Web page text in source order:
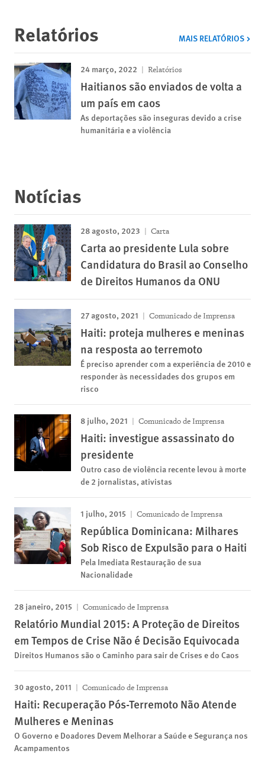
Relatórios MAIS RELATÓRIOS
24 março, 2022 Relatórios
Haitianos são enviados de volta a
um país em caos
As deportações são inseguras devido a crise
humanitária e a violência
Notícias
28 agosto, 2023 Carta
Carta ao presidente Lula sobre
Candidatura do Brasil ao Conselho
de Direitos Humanos da ONU
27 agosto, 2021 Comunicado de Imprensa
Haiti: proteja mulheres e meninas
na resposta ao terremoto
É preciso aprender com a experiência de 2010 e
responder às necessidades dos grupos em
risco
8 julho, 2021 Comunicado de Imprensa
Haiti: investigue assassinato do
presidente
Outro caso de violência recente levou à morte
de 2 jornalistas, ativistas
1 julho, 2015 Comunicado de Imprensa
República Dominicana: Milhares
Sob Risco de Expulsão para o Haiti
Pela Imediata Restauração de sua
Nacionalidade
28 janeiro, 2015 Comunicado de Imprensa
Relatório Mundial 2015: A Proteção de Direitos
em Tempos de Crise Não é Decisão Equivocada
Direitos Humanos são o Caminho para sair de Crises e do Caos
30 agosto, 2011 Comunicado de Imprensa
Haiti: Recuperação Pós-Terremoto Não Atende
Mulheres e Meninas
O Governo e Doadores Devem Melhorar a Saúde e Segurança nos
Acampamentos